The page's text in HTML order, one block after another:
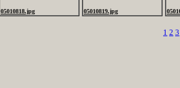
05010818.jpg 05010819.jpg
1 2 3